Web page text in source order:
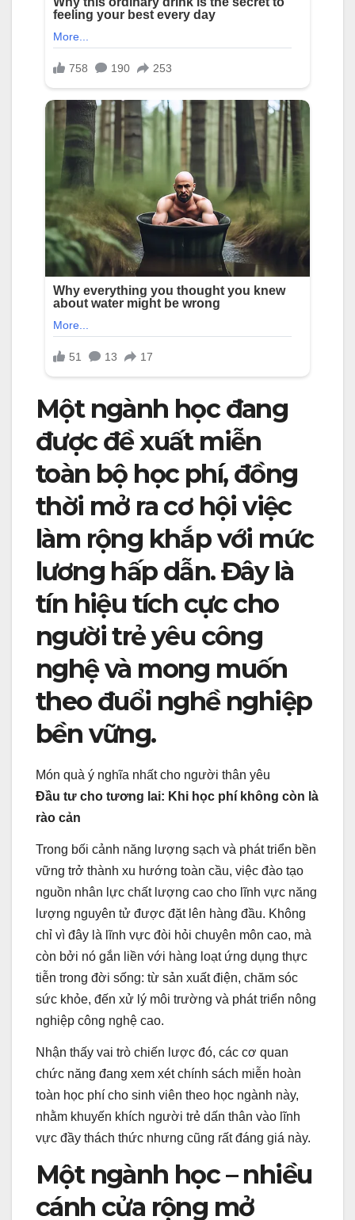
Một ngành học đang
được đề xuất miễn
toàn bộ học phí, đồng
thời mở ra cơ hội việc
làm rộng khắp với mức
lương hấp dẫn. Đây là
tín hiệu tích cực cho
người trẻ yêu công
nghệ và mong muốn
theo đuổi nghề nghiệp
bền vững.
Món quà ý nghĩa nhất cho người thân yêu
Đầu tư cho tương lai: Khi học phí không còn là
rào cản
Trong bối cảnh năng lượng sạch và phát triển bền
vững trở thành xu hướng toàn cầu, việc đào tạo
nguồn nhân lực chất lượng cao cho lĩnh vực năng
lượng nguyên tử được đặt lên hàng đầu. Không
chỉ vì đây là lĩnh vực đòi hỏi chuyên môn cao, mà
còn bởi nó gắn liền với hàng loạt ứng dụng thực
tiễn trong đời sống: từ sản xuất điện, chăm sóc
sức khỏe, đến xử lý môi trường và phát triển nông
nghiệp công nghệ cao.
Nhận thấy vai trò chiến lược đó, các cơ quan
chức năng đang xem xét chính sách miễn hoàn
toàn học phí cho sinh viên theo học ngành này,
nhằm khuyến khích người trẻ dấn thân vào lĩnh
vực đầy thách thức nhưng cũng rất đáng giá này.
Một ngành học – nhiều
cánh cửa rộng mở